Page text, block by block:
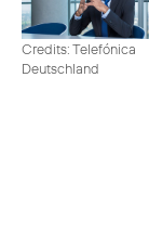
Credits: Telefónica
Deutschland